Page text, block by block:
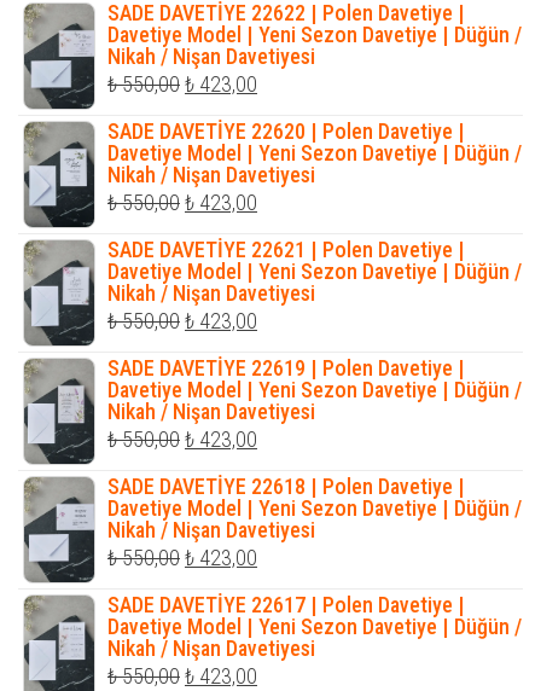
₺ 1.200,00.fiyat:
₺ 1.035,00.
SADE DAVETİYE 22622 | Polen Davetiye |
Davetiye Model | Yeni Sezon Davetiye | Düğün /
Nikah / Nişan Davetiyesi
₺550,00Orijinal
fiyat:
₺ 550,00.
₺ 423,00
fiyat:
₺ 423,00.
SADE DAVETİYE 22620 | Polen Davetiye |
Davetiye Model | Yeni Sezon Davetiye | Düğün /
Nikah / Nişan Davetiyesi
₺550,00Orijinal
fiyat:
₺ 550,00.
₺ 423,00
fiyat:
₺ 423,00.
SADE DAVETİYE 22621 | Polen Davetiye |
Davetiye Model | Yeni Sezon Davetiye | Düğün /
Nikah / Nişan Davetiyesi
₺550,00Orijinal
fiyat:
₺ 550,00.
₺ 423,00
fiyat:
₺ 423,00.
SADE DAVETİYE 22619 | Polen Davetiye |
Davetiye Model | Yeni Sezon Davetiye | Düğün /
Nikah / Nişan Davetiyesi
₺550,00Orijinal
fiyat:
₺ 550,00.
₺ 423,00
fiyat:
₺ 423,00.
SADE DAVETİYE 22618 | Polen Davetiye |
Davetiye Model | Yeni Sezon Davetiye | Düğün /
Nikah / Nişan Davetiyesi
₺550,00Orijinal
fiyat:
₺ 550,00.
₺ 423,00
fiyat:
₺ 423,00.
SADE DAVETİYE 22617 | Polen Davetiye |
Davetiye Model | Yeni Sezon Davetiye | Düğün /
Nikah / Nişan Davetiyesi
₺550,00Orijinal
₺ 423,00